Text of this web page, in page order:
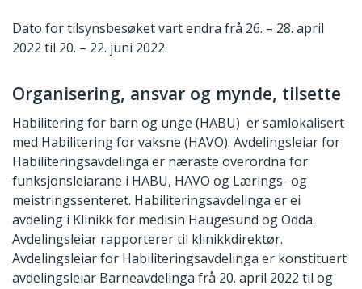
Dato for tilsynsbesøket vart endra frå 26. – 28. april
2022 til 20. – 22. juni 2022.
Organisering, ansvar og mynde, tilsette
Habilitering for barn og unge (HABU) er samlokalisert
med Habilitering for vaksne (HAVO). Avdelingsleiar for
Habiliteringsavdelinga er næraste overordna for
funksjonsleiarane i HABU, HAVO og Lærings- og
meistringssenteret. Habiliteringsavdelinga er ei
avdeling i Klinikk for medisin Haugesund og Odda.
Avdelingsleiar rapporterer til klinikkdirektør.
Avdelingsleiar for Habiliteringsavdelinga er konstituert
avdelingsleiar Barneavdelinga frå 20. april 2022 til og